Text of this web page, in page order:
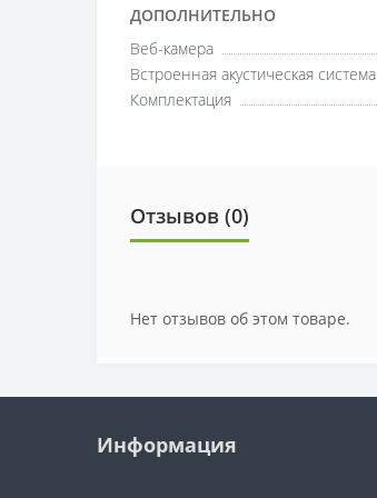
ДОПОЛНИТЕЛЬНО
Веб-камера
Встроенная акустическая система
Комплектация
Отзывов (0)
Нет отзывов об этом товаре.
Информация